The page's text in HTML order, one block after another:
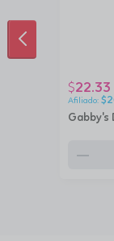
Gabby's
$22.33
$
remove
ANTERIOR